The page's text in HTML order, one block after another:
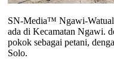
SN-Media™ Ngawi-
ada di Kecamatan Ngawi.
pokok sebagai petani,
Solo.